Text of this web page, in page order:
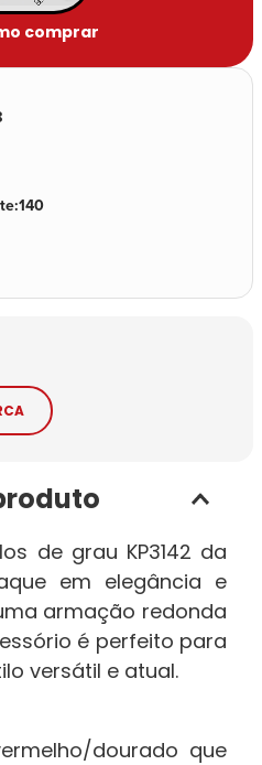
comprar
:140
de grau KP3142 da
em elegância e
armação redonda
é perfeito para
versátil e atual.
dourado que